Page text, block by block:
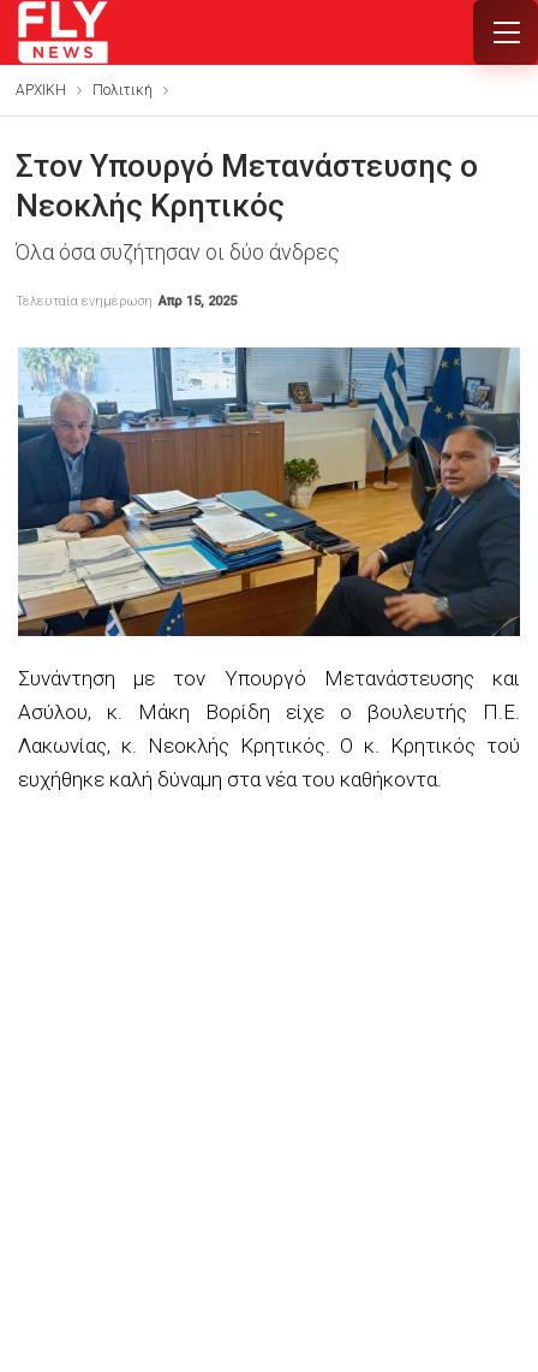
ΑΡΧΙΚΗ Πολιτική
Στον Υπουργό Μετανάστευσης ο
Νεοκλής Κρητικός
Όλα όσα συζήτησαν οι δύο άνδρες
Τελευταία ενημέρωση Απρ 15, 2025
Συνάντηση με τον Υπουργό Μετανάστευσης και
Ασύλου, κ. Μάκη Βορίδη είχε ο βουλευτής Π.Ε.
Λακωνίας, κ. Νεοκλής Κρητικός. Ο κ. Κρητικός τού
ευχήθηκε καλή δύναμη στα νέα του καθήκοντα.